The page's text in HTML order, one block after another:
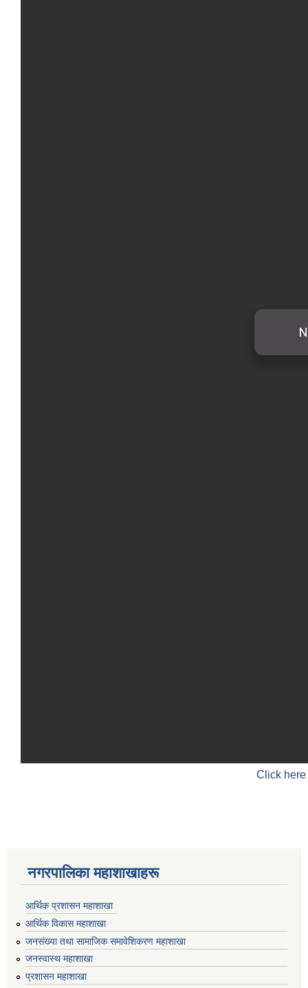
Click
नगरपालिका महाशाखाहरू
आर्थिक प्रशासन महाशाखा
आर्थिक विकास महाशाखा
जनसंख्या तथा सामाजिक समावेशिकरण महाशाखा
जनस्वास्थ महाशाखा
प्रशासन महाशाखा